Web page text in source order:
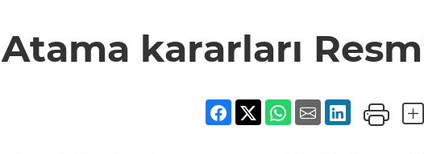
Atama kararları